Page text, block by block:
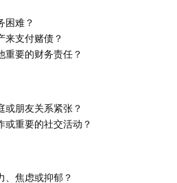
困难？
来支付赌债？
重要的财务责任？
或朋友关系紧张？
或重要的社交活动？
、焦虑或抑郁？